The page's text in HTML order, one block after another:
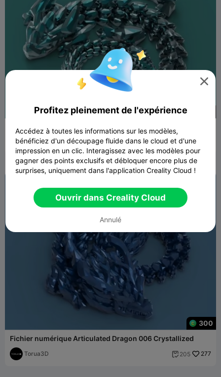
Dragon articulé 005 - Cristallisé - Impression en place - STL
Torua3D  792
300
Fichier numérique Articulated Dragon 006 Crystallized
Torua3D  205 277

Profitez pleinement de l'expérience
Accédez à toutes les informations sur les modèles,
bénéficiez d'un découpage fluide dans le cloud et d'une
impression en un clic. Interagissez avec les modèles pour
gagner des points exclusifs et débloquer encore plus de
surprises, uniquement dans l'application Creality Cloud !
Ouvrir dans Creality Cloud
Annulé